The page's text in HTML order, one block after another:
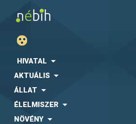
HIVATAL
AKTUÁLIS
ÁLLAT
ÉLELMISZER
NÖVÉNY